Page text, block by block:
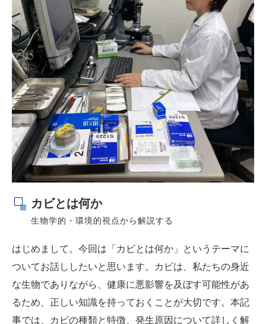
カビとは何か
生物学的・環境的視点から解説する
はじめまして。今回は「カビとは何か」というテーマに
ついてお話ししたいと思います。カビは、私たちの身近
な生物でありながら、健康に悪影響を及ぼす可能性があ
るため、正しい知識を持っておくことが大切です。本記
事では、カビの種類と特徴、発生原因について詳しく解